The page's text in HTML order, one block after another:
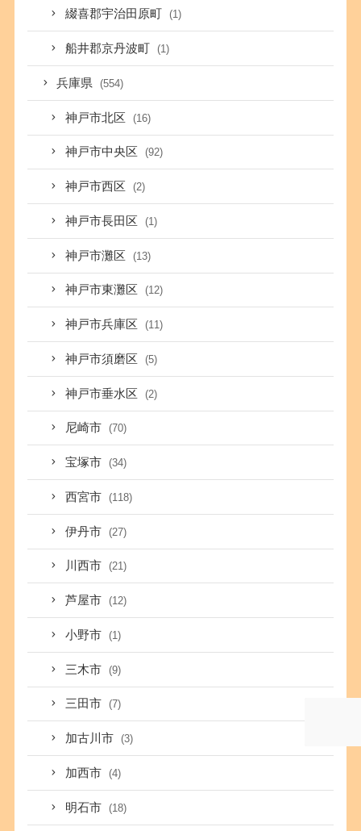
綴喜郡宇治田原町 (1)
船井郡京丹波町 (1)
兵庫県 (554)
神戸市北区 (16)
神戸市中央区 (92)
神戸市西区 (2)
神戸市長田区 (1)
神戸市灘区 (13)
神戸市東灘区 (12)
神戸市兵庫区 (11)
神戸市須磨区 (5)
神戸市垂水区 (2)
尼崎市 (70)
宝塚市 (34)
西宮市 (118)
伊丹市 (27)
川西市 (21)
芦屋市 (12)
小野市 (1)
三木市 (9)
三田市 (7)
加古川市 (3)
加西市 (4)
明石市 (18)